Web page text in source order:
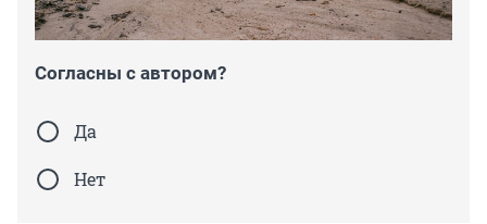
Согласны с автором?
Да
Нет